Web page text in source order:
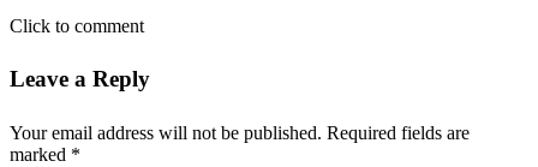
Click to comment
Leave a Reply
Your email address will not be published. Required fields are
marked *